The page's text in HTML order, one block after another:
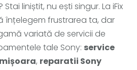
liniștit, nu ești singur. La iFix
înțelegem frustrarea ta, dar
variată de servicii de
tale Sony: service
, reparatii Sony